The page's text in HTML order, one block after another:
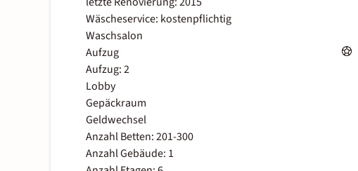
Wäscheservice: kostenpflichtig
Waschsalon
Aufzug
Aufzug: 2
Lobby
Gepäckraum
Geldwechsel
Anzahl Betten: 201-300
Anzahl Gebäude: 1